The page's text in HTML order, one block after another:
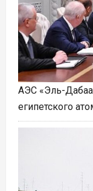
АЭС «Эль-
египетского